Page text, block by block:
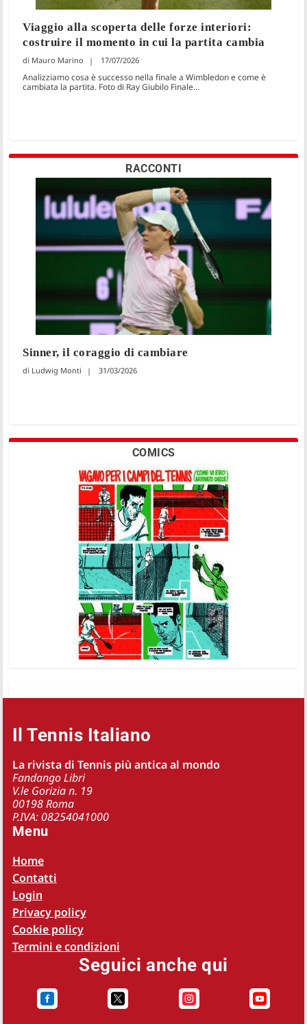
Viaggio alla scoperta delle forze interiori:
costruire il momento in cui la partita cambia
Mauro Marino 17/07/2026
Analizziamo cosa è successo nella finale a Wimbledon e come è
cambiata la partita. Foto di Ray Giubilo Finale...
RACCONTI
Sinner, il coraggio di cambiare
Ludwig Monti 31/03/2026
COMICS
Il Tennis Italiano
La rivista di Tennis più antica al mondo
Fandango Libri
V.le Gorizia n. 19
00198 Roma
P.IVA: 08254041000
Menu
Home
Contatti
Login
Privacy policy
Cookie policy
Termini e condizioni
Seguici anche qui
   